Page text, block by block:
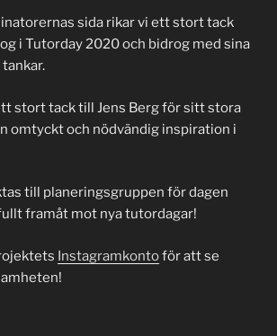
sida rikar vi ett stort tack
i Tutorday 2020 och bidrog med sina
stort tack till Jens Berg för sitt stora
omtyckt och nödvändig inspiration i
till planeringsgruppen för dagen
framåt mot nya tutordagar!
Instagramkontoför att se